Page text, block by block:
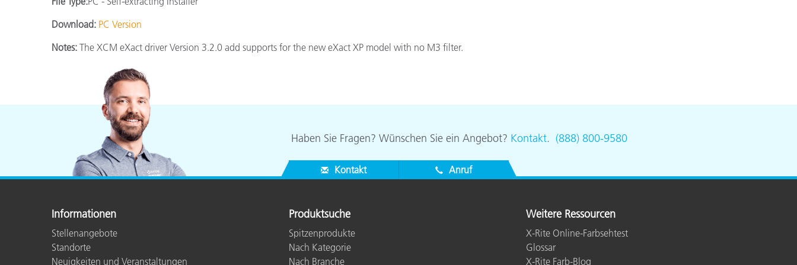
Download: PC Version
Notes: The XCM eXact driver Version 3.2.0 add supports for the new eXact XP model with no M3 filter.
Haben Sie Fragen? Wünschen Sie ein Angebot? Kontakt. (888) 800-9580
Kontakt Anruf
Informationen
Stellenangebote
Standorte
Neuigkeiten und Veranstaltungen
Produktsuche
Spitzenprodukte
Nach Kategorie
Nach Branche
Weitere Ressourcen
X-Rite Online-Farbsehtest
Glossar
X-Rite Farb-Blog